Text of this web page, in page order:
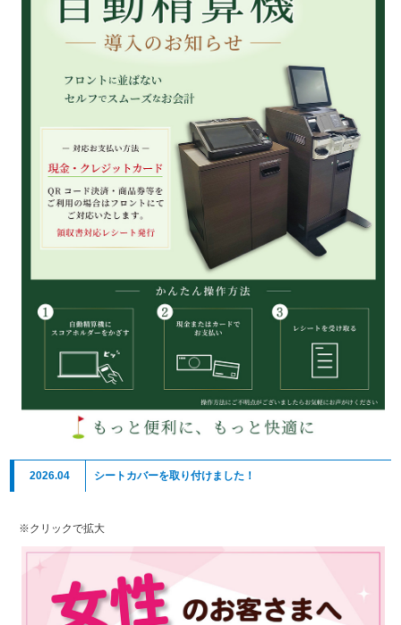
2026.04 シートカバーを取り付けました！
※クリックで拡大